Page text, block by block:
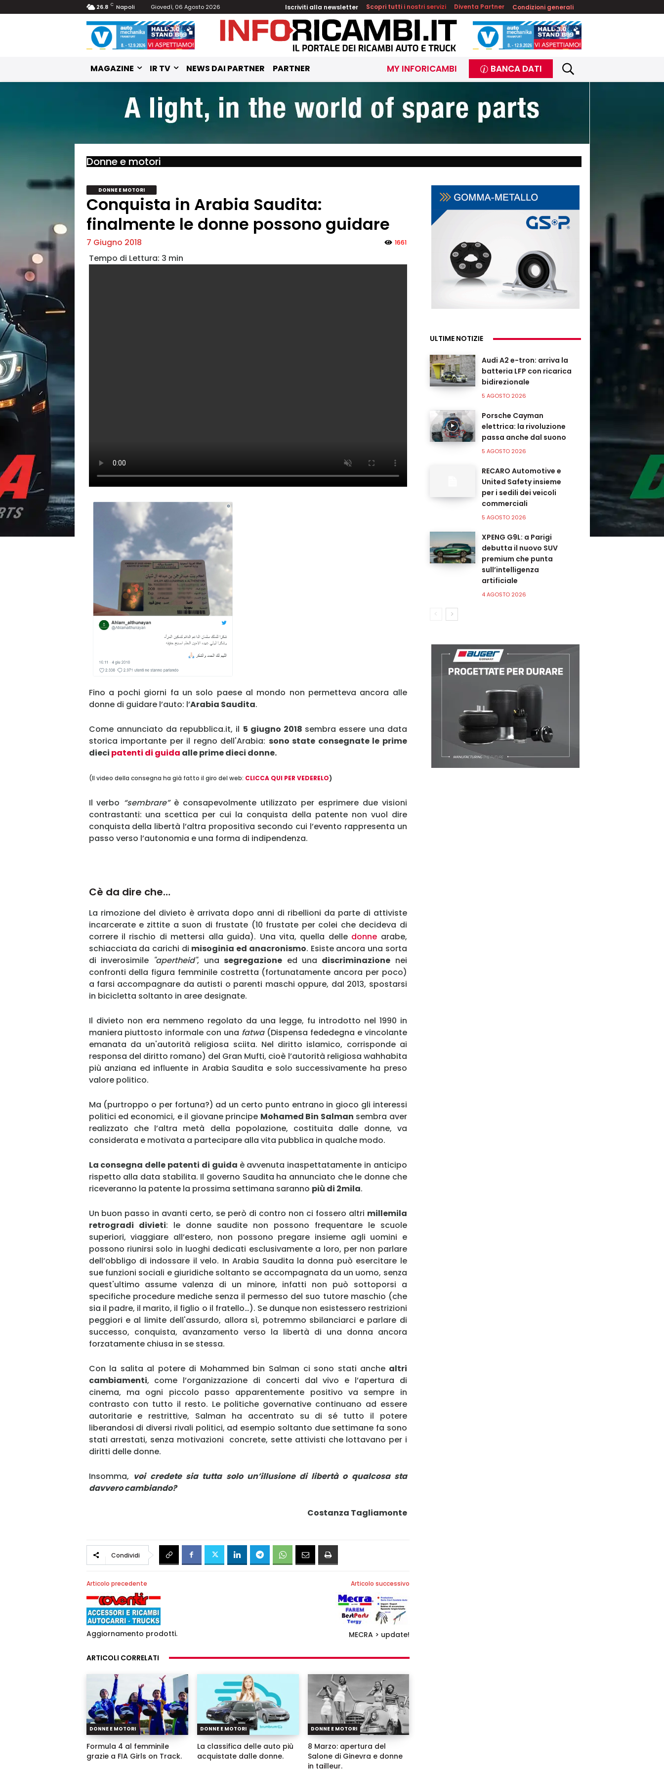
MY INFORICAMBI
Username
Password
Ricordami
26.8 C Napoli Giovedì, 06 Agosto 2026 Iscriviti alla newsletter Scopri tutti i nostri servizi Diventa Partner Condizioni generali
MAGAZINE IR TV NEWS DAI PARTNER PARTNER MY INFORICAMBI BANCA DATI
Donne e motori
DONNE E MOTORI
Conquista in Arabia Saudita:
finalmente le donne possono guidare
7 Giugno 2018 1661
Fino a pochi giorni fa un solo paese al mondo non permetteva ancora alle
donne di guidare l’auto: l’Arabia Saudita.
Come annunciato da repubblica.it, il 5 giugno 2018 sembra essere una data
storica importante per il regno dell'Arabia: sono state consegnate le prime
dieci patenti di guida alle prime dieci donne.
(Il video della consegna ha già fatto il giro del web: CLICCA QUI PER VEDERELO)
Il verbo “sembrare”è consapevolmente utilizzato per esprimere due visioni
contrastanti: una scettica per cui la conquista della patente non vuol dire
conquista della libertà l’altra propositiva secondo cui l’evento rappresenta un
passo verso l’autonomia e una forma di indipendenza.
Cè da dire che…
La rimozione del divieto è arrivata dopo anni di ribellioni da parte di attiviste
incarcerate e zittite a suon di frustate (10 frustate per colei che decideva di
correre il rischio di mettersi alla guida). Una vita, quella delle donne arabe,
schiacciata da carichi di misoginia ed anacronismo. Esiste ancora una sorta
di inverosimile"apertheid", una segregazione ed una discriminazione nei
confronti della figura femminile costretta (fortunatamente ancora per poco)
a farsi accompagnare da autisti o parenti maschi oppure, dal 2013, spostarsi
in bicicletta soltanto in aree designate.
Il divieto non era nemmeno regolato da una legge, fu introdotto nel 1990 in
maniera piuttosto informale con una fatwa(Dispensa fededegna e vincolante
emanata da un'autorità religiosa sciita. Nel diritto islamico, corrisponde ai
responsa del diritto romano) del Gran Mufti, cioè l’autorità religiosa wahhabita
più anziana ed influente in Arabia Saudita e solo successivamente ha preso
valore politico.
Ma (purtroppo o per fortuna?) ad un certo punto entrano in gioco gli interessi
politici ed economici, e il giovane principe Mohamed Bin Salman sembra aver
realizzato che l’altra metà della popolazione, costituita dalle donne, va
considerata e motivata a partecipare alla vita pubblica in qualche modo.
La consegna delle patenti di guida è avvenuta inaspettatamente in anticipo
rispetto alla data stabilita. Il governo Saudita ha annunciato che le donne che
riceveranno la patente la prossima settimana saranno più di 2mila.
Un buon passo in avanti certo, se però di contro non ci fossero altri millemila
retrogradi divieti: le donne saudite non possono frequentare le scuole
superiori, viaggiare all’estero, non possono pregare insieme agli uomini e
possono riunirsi solo in luoghi dedicati esclusivamente a loro, per non parlare
dell’obbligo di indossare il velo. In Arabia Saudita la donna può esercitare le
sue funzioni sociali e giuridiche soltanto se accompagnata da un uomo, senza
quest'ultimo assume valenza di un minore, infatti non può sottoporsi a
specifiche procedure mediche senza il permesso del suo tutore maschio (che
sia il padre, il marito, il figlio o il fratello…). Se dunque non esistessero restrizioni
peggiori e al limite dell'assurdo, allora sì, potremmo sbilanciarci e parlare di
successo, conquista, avanzamento verso la libertà di una donna ancora
forzatamente chiusa in se stessa.
Con la salita al potere di Mohammed bin Salman ci sono stati anche altri
cambiamenti, come l’organizzazione di concerti dal vivo e l’apertura di
cinema, ma ogni piccolo passo apparentemente positivo va sempre in
contrasto con tutto il resto. Le politiche governative continuano ad essere
autoritarie e restrittive, Salman ha accentrato su di sé tutto il potere
liberandosi di diversi rivali politici, ad esempio soltanto due settimane fa sono
stati arrestati, senza motivazioni concrete, sette attivisti che lottavano per i
diritti delle donne.
Insomma, voi credete sia tutta solo un’illusione di libertà o qualcosa sta
davvero cambiando?
Costanza Tagliamonte
Condividi
Articolo precedente
Aggiornamento prodotti.
Articolo successivo
MECRA > update!
ARTICOLI CORRELATI
DONNE E MOTORI
Formula 4 al femminile
grazie a FIA Girls on Track.
DONNE E MOTORI
La classifica delle auto più
acquistate dalle donne.
DONNE E MOTORI
8 Marzo: apertura del
Salone di Ginevra e donne
in tailleur.
ULTIME NOTIZIE
Audi A2 e-tron: arriva la
batteria LFP con ricarica
bidirezionale
5 AGOSTO 2026
Porsche Cayman
elettrica: la rivoluzione
passa anche dal suono
5 AGOSTO 2026
RECARO Automotive e
United Safety insieme
per i sedili dei veicoli
commerciali
5 AGOSTO 2026
XPENG G9L: a Parigi
debutta il nuovo SUV
premium che punta
sull’intelligenza
artificiale
4 AGOSTO 2026